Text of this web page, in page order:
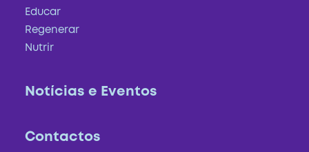
Educar
Regenerar
Nutrir
Notícias e Eventos
Contactos